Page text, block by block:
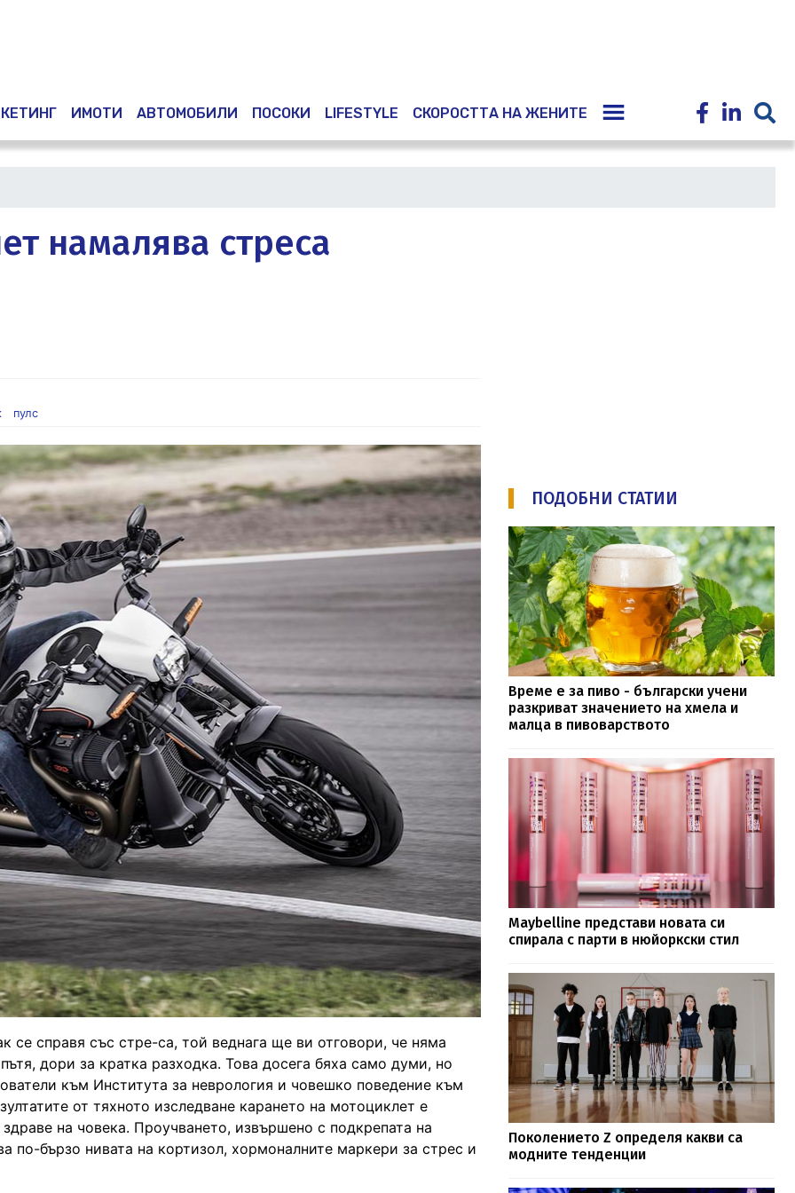
ИМОТИ АВТОМОБИЛИ ПОСОКИ LIFESTYLE СКОРОСТТА НА ЖЕНИТЕ
намалява стреса
пулс
се справя със стре-са, той веднага ще ви отговори, че няма
дори за кратка разходка. Това досега бяха само думи, но
към Института за неврология и човешко поведение към
от тяхното изследване карането на мотоциклет е
на човека. Проучването, извършено с подкрепата на
по-бързо нивата на кортизол, хормоналните маркери за стрес и
ПОДОБНИ СТАТИИ
Време е за пиво - български учени
разкриват значението на хмела и
малца в пивоварството
Maybelline представи новата си
спирала с парти в нюйоркски стил
Поколението Z определя какви са
модните тенденции